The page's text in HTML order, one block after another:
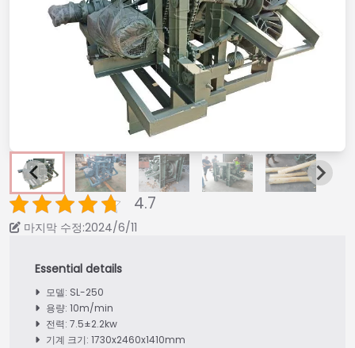
4.7
마지막 수정:2024/6/11
모델: SL-250
용량: 10m/min
전력: 7.5±2.2kw
기계 크기: 1730x2460x1410mm